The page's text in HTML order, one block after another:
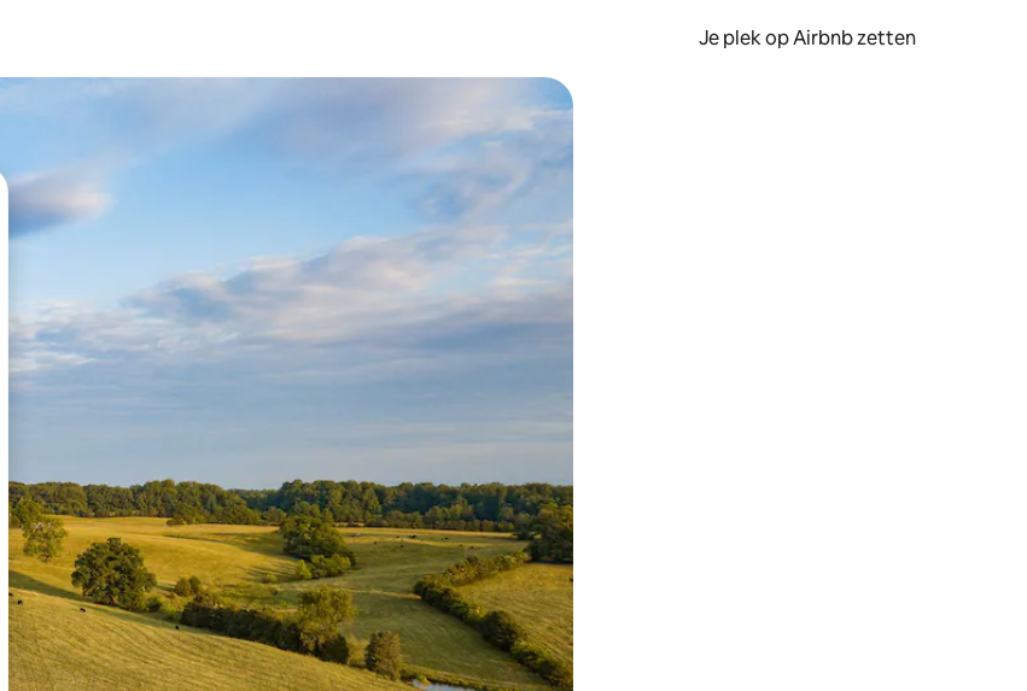
Je plek op Airbnb zetten
met je de pijltjestoetsen omhoog en omlaag, óf door te tikken of swipen.